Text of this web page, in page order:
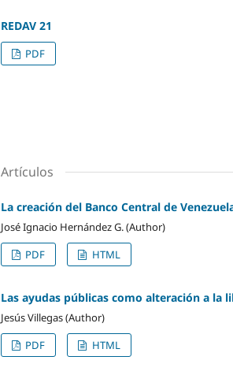
REDAV 21
PDF
Artículos
La creación del Banco Central de
José Ignacio Hernández G. (Author)
PDF
HTML
Las ayudas públicas como alteración a la
Jesús Villegas (Author)
PDF
HTML